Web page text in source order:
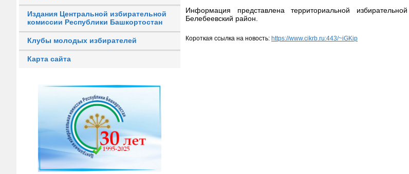
Издания Центральной избирательной
комиссии Республики Башкортостан
Клубы молодых избирателей
Карта сайта
Информация представлена территориальной
Белебеевский район.
Короткая ссылка на новость: https://www.cikrb.ru:443/~iGKip